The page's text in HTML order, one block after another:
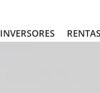
INVERSORES RENTAS